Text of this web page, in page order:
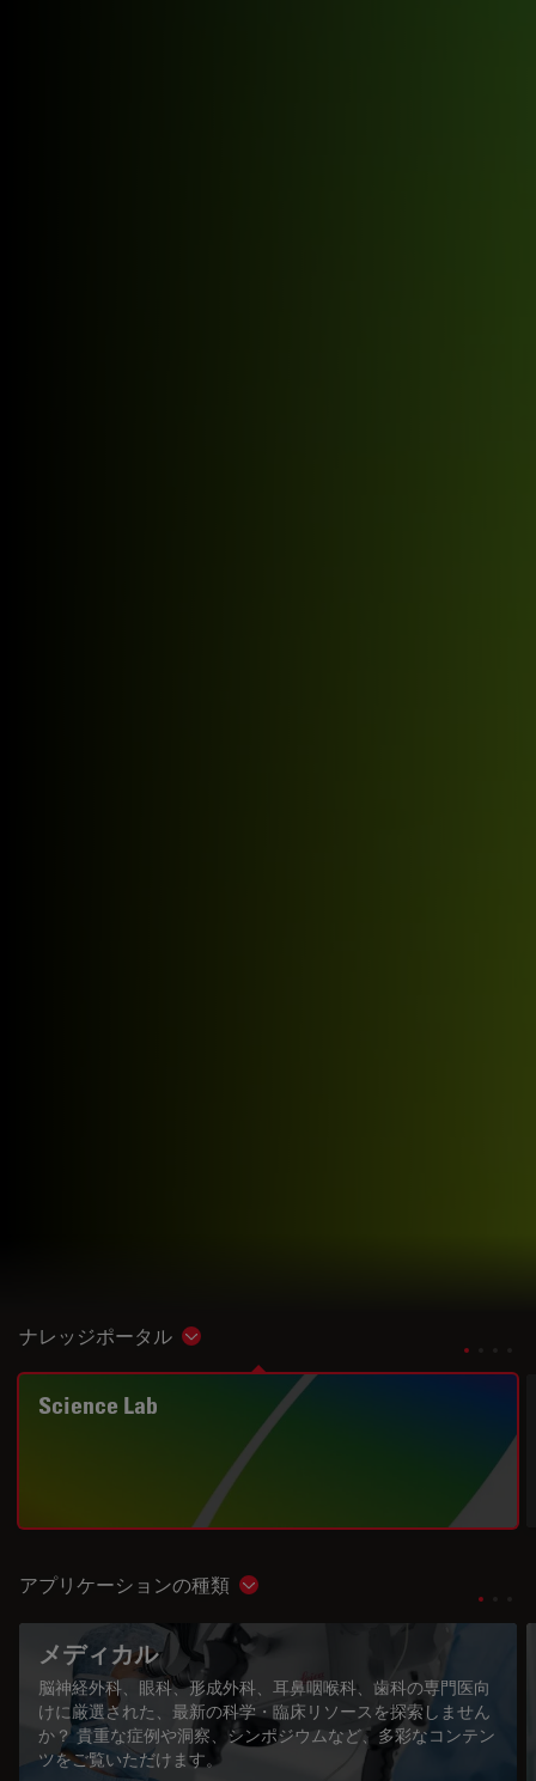
ナレッジポータル Show subnavigation
Science Lab
アプリケーションの種類 Show subnavigation
メディカル
脳神経外科、眼科、形成外科、耳鼻咽喉科、歯科の専門医向
けに厳選された、最新の科学・臨床リソースを探索しません
か？ 貴重な症例や洞察、シンポジウムなど、多彩なコンテン
ツをご覧いただけます。